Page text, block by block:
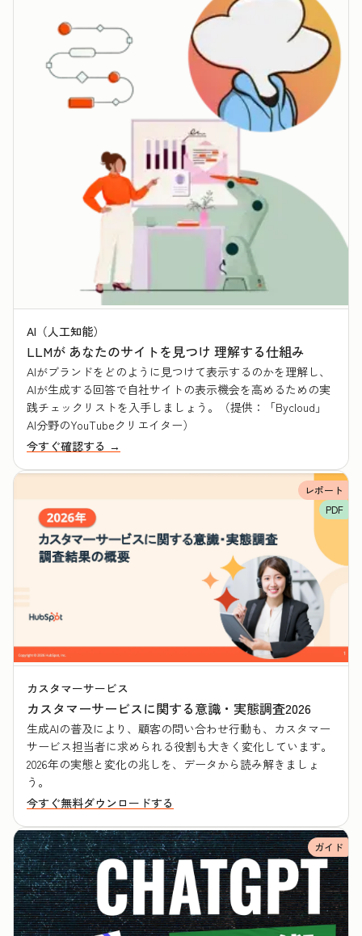
AI（人工知能）
LLMが あなたのサイトを見つけ 理解する仕組み
AIがブランドをどのように見つけて表示するのかを理解し、
AIが生成する回答で自社サイトの表示機会を高めるための実
践チェックリストを入手しましょう。（提供：「Bycloud」
AI分野のYouTubeクリエイター）
今すぐ確認する →
レポート
PDF
カスタマーサービス
カスタマーサービスに関する意識・実態調査2026
生成AIの普及により、顧客の問い合わせ行動も、カスタマー
サービス担当者に求められる役割も大きく変化しています。
2026年の実態と変化の兆しを、データから読み解きましょ
う。
今すぐ無料ダウンロードする
ガイド